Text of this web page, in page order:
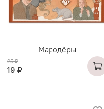
Мародёры
25 ₽
19 ₽